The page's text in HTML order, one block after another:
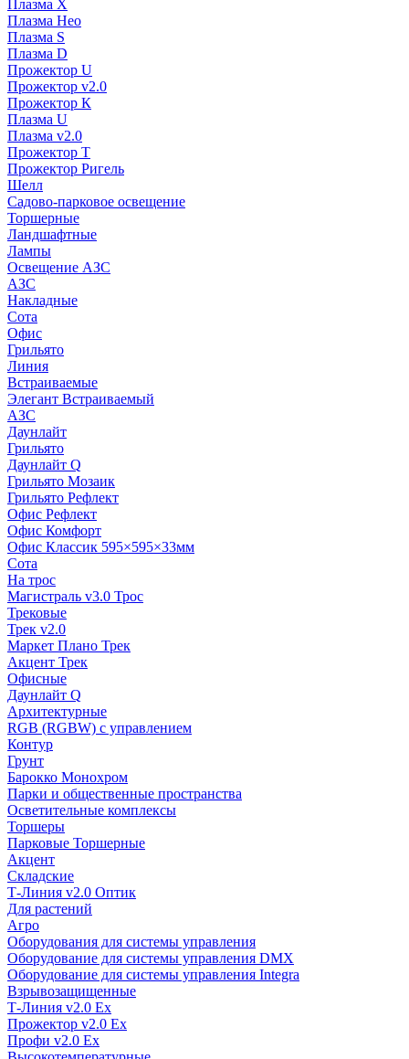
Плазма X
Плазма Нео
Плазма S
Плазма D
Прожектор U
Прожектор v2.0
Прожектор К
Плазма U
Плазма v2.0
Прожектор Т
Прожектор Ригель
Шелл
Садово-парковое освещение
Торшерные
Ландшафтные
Лампы
Освещение АЗС
АЗС
Накладные
Сота
Офис
Грильято
Линия
Встраиваемые
Элегант Встраиваемый
АЗС
Даунлайт
Грильято
Даунлайт Q
Грильято Мозаик
Грильято Рефлект
Офис Рефлект
Офис Комфорт
Офис Классик 595×595×33мм
Сота
На трос
Магистраль v3.0 Трос
Трековые
Трек v2.0
Маркет Плано Трек
Акцент Трек
Офисные
Даунлайт Q
Архитектурные
RGB (RGBW) с управлением
Контур
Грунт
Барокко Монохром
Парки и общественные пространства
Осветительные комплексы
Торшеры
Парковые Торшерные
Акцент
Складские
Т-Линия v2.0 Оптик
Для растений
Агро
Оборудования для системы управления
Оборудование для системы управления DMX
Оборудование для системы управления Integra
Взрывозащищенные
Т-Линия v2.0 Ex
Прожектор v2.0 Ex
Профи v2.0 Ex